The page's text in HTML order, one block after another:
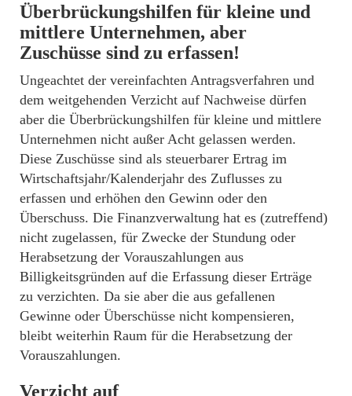
Überbrückungshilfen für kleine und
mittlere Unternehmen, aber
Zuschüsse sind zu erfassen!
Ungeachtet der vereinfachten Antragsverfahren und
dem weitgehenden Verzicht auf Nachweise dürfen
aber die Überbrückungshilfen für kleine und mittlere
Unternehmen nicht außer Acht gelassen werden.
Diese Zuschüsse sind als steuerbarer Ertrag im
Wirtschaftsjahr/Kalenderjahr des Zuflusses zu
erfassen und erhöhen den Gewinn oder den
Überschuss. Die Finanzverwaltung hat es (zutreffend)
nicht zugelassen, für Zwecke der Stundung oder
Herabsetzung der Vorauszahlungen aus
Billigkeitsgründen auf die Erfassung dieser Erträge
zu verzichten. Da sie aber die aus gefallenen
Gewinne oder Überschüsse nicht kompensieren,
bleibt weiterhin Raum für die Herabsetzung der
Vorauszahlungen.
Verzicht auf